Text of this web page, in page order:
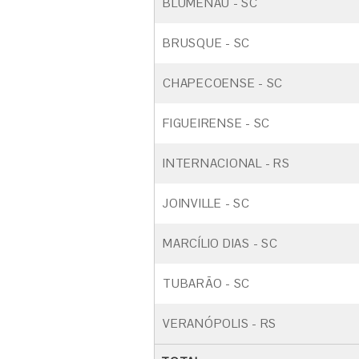
BRUSQUE - SC
CHAPECOENSE - SC
FIGUEIRENSE - SC
INTERNACIONAL - RS
JOINVILLE - SC
MARCÍLIO DIAS - SC
TUBARÃO - SC
VERANÓPOLIS - RS